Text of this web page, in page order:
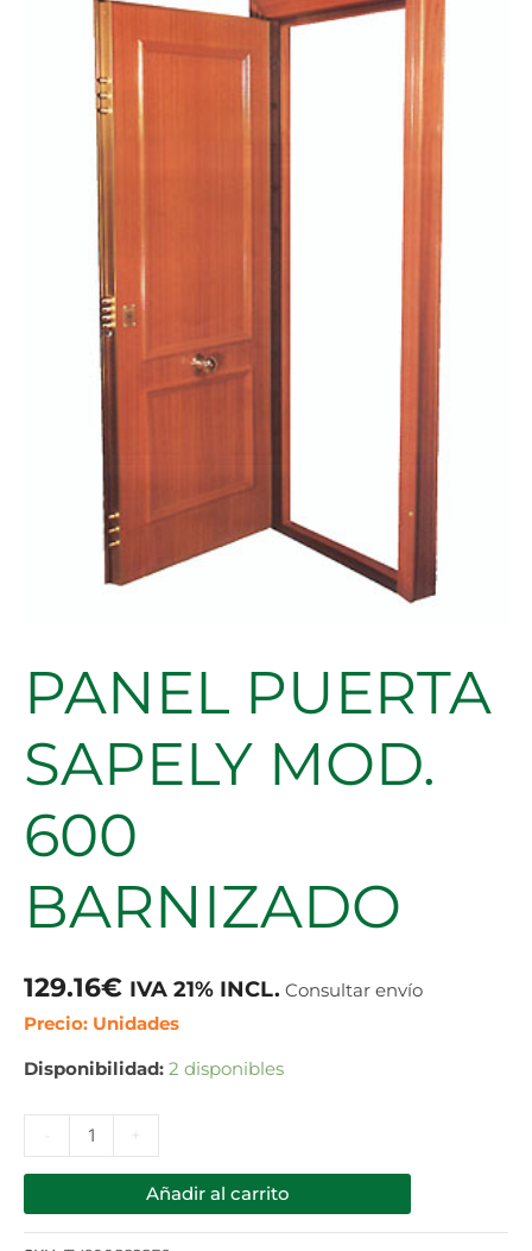
PANEL PUERTA
SAPELY MOD.
600
BARNIZADO
129.16€ IVA 21% INCL. Consultar envío
Precio: Unidades
Disponibilidad: 2 disponibles
BARNIZADO
cantidad
+
Añadir al carrito